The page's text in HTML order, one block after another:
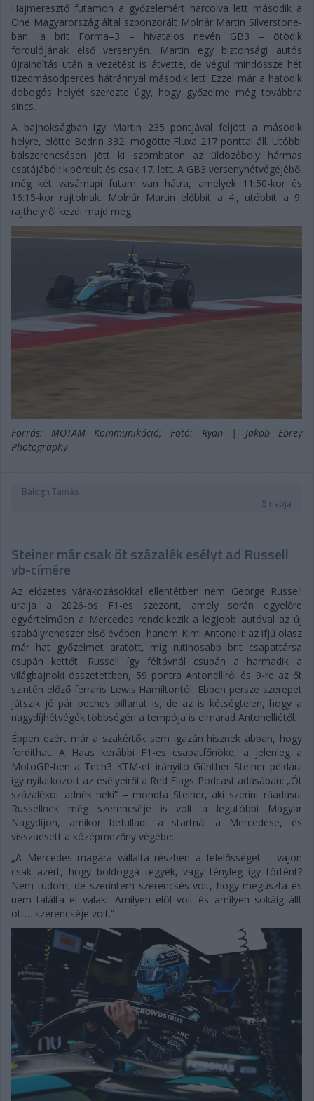
Hajmeresztő futamon a győzelemért harcolva lett második a
One Magyarország által szponzorált Molnár Martin Silverstone-
ban, a brit Forma–3 – hivatalos nevén GB3 – ötödik
fordulójának első versenyén. Martin egy biztonsági autós
újraindítás után a vezetést is átvette, de végül mindössze hét
tizedmásodperces hátránnyal második lett. Ezzel már a hatodik
dobogós helyét szerezte úgy, hogy győzelme még továbbra
sincs.
A bajnokságban így Martin 235 pontjával feljött a második
helyre, előtte Bedrin 332, mögötte Fluxa 217 ponttal áll. Utóbbi
balszerencsésen jött ki szombaton az üldözőboly hármas
csatájából: kipördült és csak 17. lett. A GB3 versenyhétvégéjéből
még két vasárnapi futam van hátra, amelyek 11:50-kor és
16:15-kor rajtolnak. Molnár Martin előbbit a 4., utóbbit a 9.
rajthelyről kezdi majd meg.
Forrás: MOTAM Kommunikáció; Fotó: Ryan | Jakob Ebrey
Photography
Balogh Tamás
5 napja
Steiner már csak öt százalék esélyt ad Russell
vb-címére
Az előzetes várakozásokkal ellentétben nem George Russell
uralja a 2026-os F1-es szezont, amely során egyelőre
egyértelműen a Mercedes rendelkezik a legjobb autóval az új
szabályrendszer első évében, hanem Kimi Antonelli: az ifjú olasz
már hat győzelmet aratott, míg rutinosabb brit csapattársa
csupán kettőt. Russell így féltávnál csupán a harmadik a
világbajnoki összetettben, 59 pontra Antonelliről és 9-re az őt
szintén előző ferraris Lewis Hamiltontól. Ebben persze szerepet
játszik jó pár peches pillanat is, de az is kétségtelen, hogy a
nagydíjhétvégék többségén a tempója is elmarad Antonelliétől.
Éppen ezért már a szakértők sem igazán hisznek abban, hogy
fordíthat. A Haas korábbi F1-es csapatfőnöke, a jelenleg a
MotoGP-ben a Tech3 KTM-et irányító Günther Steiner például
így nyilatkozott az esélyeiről a Red Flags Podcast adásában: „Öt
százalékot adnék neki” – mondta Steiner, aki szerint ráadásul
Russellnek még szerencséje is volt a legutóbbi Magyar
Nagydíjon, amikor befulladt a startnál a Mercedese, és
visszaesett a középmezőny végébe:
„A Mercedes magára vállalta részben a felelősséget – vajon
csak azért, hogy boldoggá tegyék, vagy tényleg így történt?
Nem tudom, de szerintem szerencsés volt, hogy megúszta és
nem találta el valaki. Amilyen elöl volt és amilyen sokáig állt
ott… szerencséje volt.”